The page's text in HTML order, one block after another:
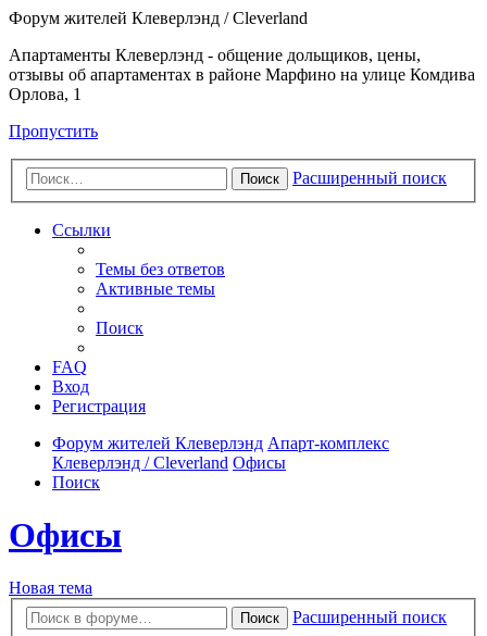
Форум жителей Клеверлэнд / Cleverland
Апартаменты Клеверлэнд - общение дольщиков, цены,
отзывы об апартаментах в районе Марфино на улице Комдива
Орлова, 1
Пропустить
Поиск Расширенный поиск
Ссылки
Темы без ответов
Активные темы
Поиск
FAQ
Вход
Регистрация
Форум жителей Клеверлэнд Апарт-комплекс
Клеверлэнд / Cleverland Офисы
Поиск
Офисы
Новая тема
Поиск
Расширенный поиск